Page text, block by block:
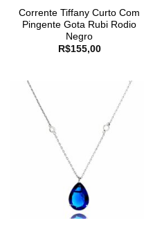
Corrente Tiffany Curto Com
Pingente Gota Rubi Rodio
Negro
R$155,00